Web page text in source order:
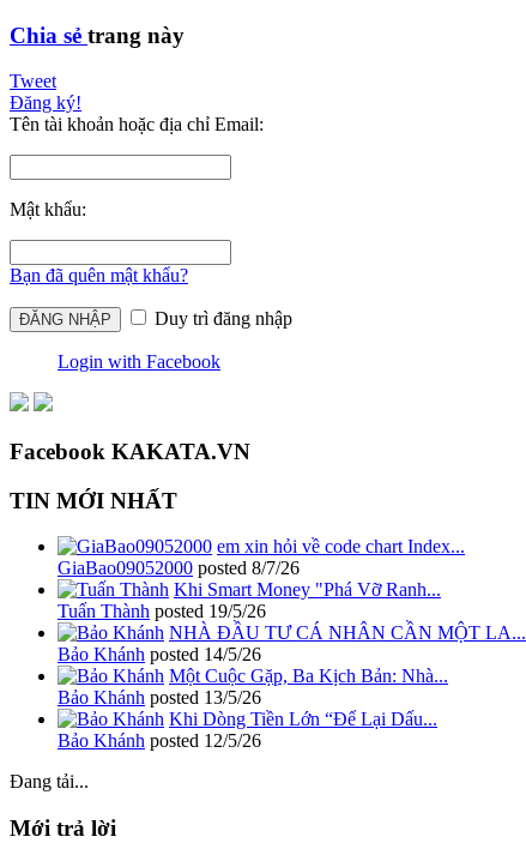
Chia sẻ trang này
Tweet
Đăng ký!
Tên tài khoản hoặc địa chỉ Email:
Mật khẩu:
Bạn đã quên mật khẩu?
Duy trì đăng nhập
Login with Facebook
Facebook KAKATA.VN
TIN MỚI NHẤT
em xin hỏi về code chart Index...
GiaBao09052000 posted 8/7/26
Khi Smart Money "Phá Vỡ Ranh...
Tuấn Thành posted 19/5/26
NHÀ ĐẦU TƯ CÁ NHÂN CẦN MỘT LA...
Bảo Khánh posted 14/5/26
Một Cuộc Gặp, Ba Kịch Bản: Nhà...
Bảo Khánh posted 13/5/26
Khi Dòng Tiền Lớn “Để Lại Dấu...
Bảo Khánh posted 12/5/26
Đang tải...
Mới trả lời